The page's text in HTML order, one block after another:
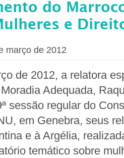
do
e
março de 2012
de 2012, a relatora
Adequada,
sessão regular do
em Genebra, seus
e à Argélia,
temático sobre